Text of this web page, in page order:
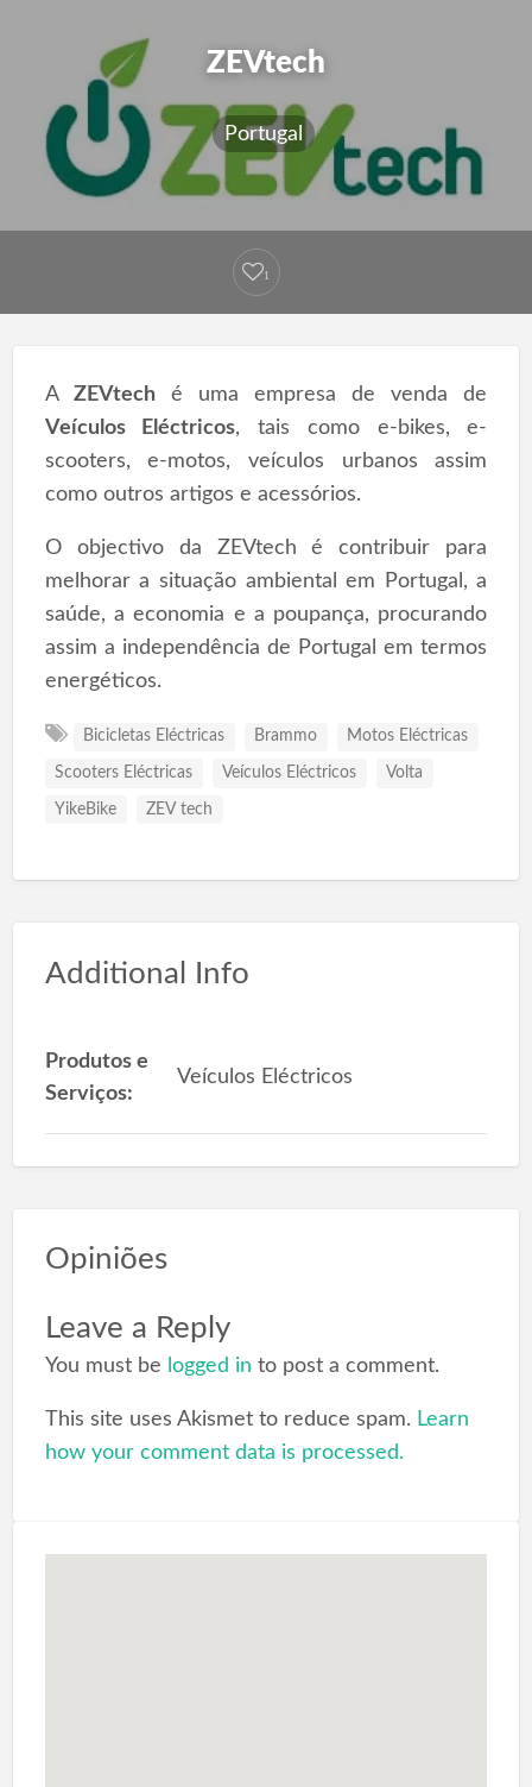
ZEVtech
Portugal
1
A ZEVteché uma empresa de venda de
Veículos Eléctricos, tais como e-bikes, e-
scooters, e-motos, veículos urbanos assim
como outros artigos e acessórios.
O objectivo da ZEVtech é contribuir para
melhorar a situação ambiental em Portugal, a
saúde, a economia e a poupança, procurando
assim a independência de Portugal em termos
energéticos.
Bicicletas Eléctricas Brammo Motos Eléctricas
Scooters Eléctricas Veículos Eléctricos Volta
YikeBike ZEV tech
Additional Info
Produtos e
Serviços:
Veículos Eléctricos
Opiniões
Leave a Reply
You must be logged in to post a comment.
This site uses Akismet to reduce spam. Learn
how your comment data is processed.